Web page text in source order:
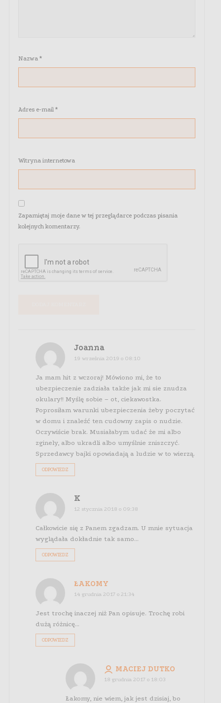
Nazwa *
Adres e-mail *
Witryna internetowa
Zapamiętaj moje dane w tej przeglądarce podczas pisania
kolejnych komentarzy.
Joanna
19 września 2019 o 08:10
Ja mam hit z wczoraj! Mówiono mi, że to
ubezpieczenie zadziała także jak mi sie znudza
okulary!! Myślę sobie – ot, ciekawostka.
Poprosiłam warunki ubezpieczenia żeby poczytać
w domu i znaleźć ten cudowny zapis o nudzie.
Oczywiście brak. Musiałabym udać że mi albo
zginely, albo ukradli albo umyślnie zniszczyć.
Sprzedawcy bajki opowiadają a ludzie w to wierzą.
ODPOWIEDZ
K
12 stycznia 2018 o 09:38
Całkowicie się z Panem zgadzam. U mnie sytuacja
wyglądała dokładnie tak samo…
ODPOWIEDZ
ŁAKOMY
14 grudnia 2017 o 21:34
Jest trochę inaczej niż Pan opisuje. Trochę robi
dużą różnicę…
ODPOWIEDZ
MACIEJ DUTKO
18 grudnia 2017 o 18:03
Łakomy, nie wiem, jak jest dzisiaj, bo